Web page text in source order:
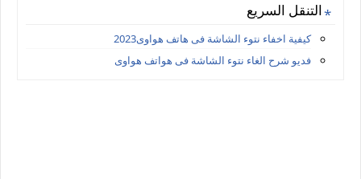
التنقل السريع
كيفية اخفاء نتوء الشاشة فى هاتف هواوى2023
فديو شرح الغاء نتوء الشاشة فى هواتف هواوى